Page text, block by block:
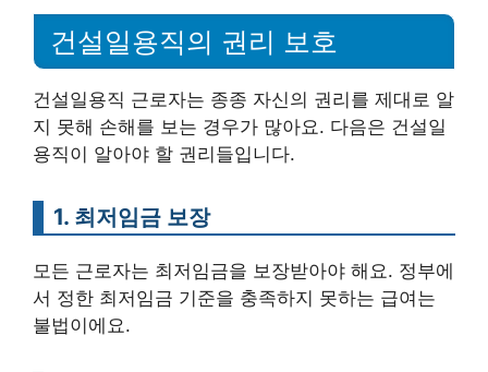
건설일용직의 권리 보호
건설일용직 근로자는 종종 자신의 권리를 제대로 알
지 못해 손해를 보는 경우가 많아요. 다음은 건설일
용직이 알아야 할 권리들입니다.
1. 최저임금 보장
모든 근로자는 최저임금을 보장받아야 해요. 정부에
서 정한 최저임금 기준을 충족하지 못하는 급여는
불법이에요.